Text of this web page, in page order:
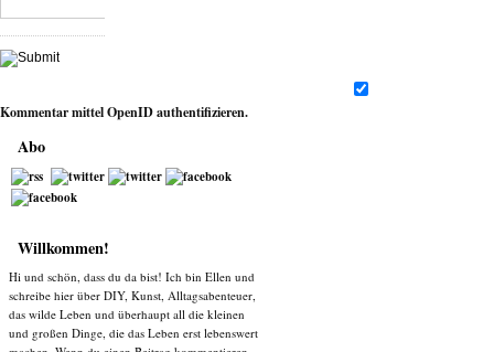
Kommentar mittelOpenIDauthentifizieren.
Abo
Willkommen!
Hi und schön, dass du da bist! Ich bin Ellen und
schreibe hier über DIY, Kunst, Alltagsabenteuer,
das wilde Leben und überhaupt all die kleinen
und großen Dinge, die das Leben erst lebenswert